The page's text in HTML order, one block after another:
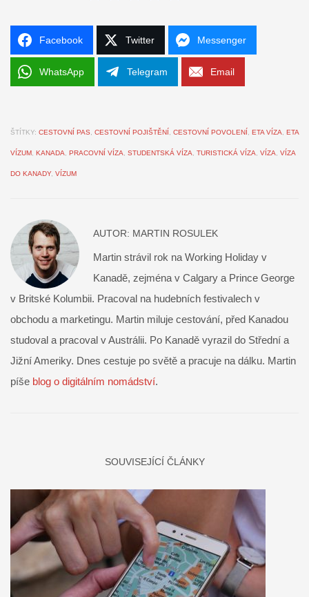
Facebook Twitter Messenger
WhatsApp Telegram Email
ŠTÍTKY: CESTOVNÍ PAS, CESTOVNÍ POJIŠTĚNÍ, CESTOVNÍ POVOLENÍ, ETA VÍZA, ETA
VÍZUM, KANADA, PRACOVNÍ VÍZA, STUDENTSKÁ VÍZA, TURISTICKÁ VÍZA, VÍZA, VÍZA
DO KANADY, VÍZUM
AUTOR: MARTIN ROSULEK
Martin strávil rok na Working Holiday v
Kanadě, zejména v Calgary a Prince George
v Britské Kolumbii. Pracoval na hudebních festivalech v
obchodu a marketingu. Martin miluje cestování, před Kanadou
studoval a pracoval v Austrálii. Po Kanadě vyrazil do Střední a
Jižní Ameriky. Dnes cestuje po světě a pracuje na dálku. Martin
píše blog o digitálním nomádství.
SOUVISEJÍCÍ ČLÁNKY